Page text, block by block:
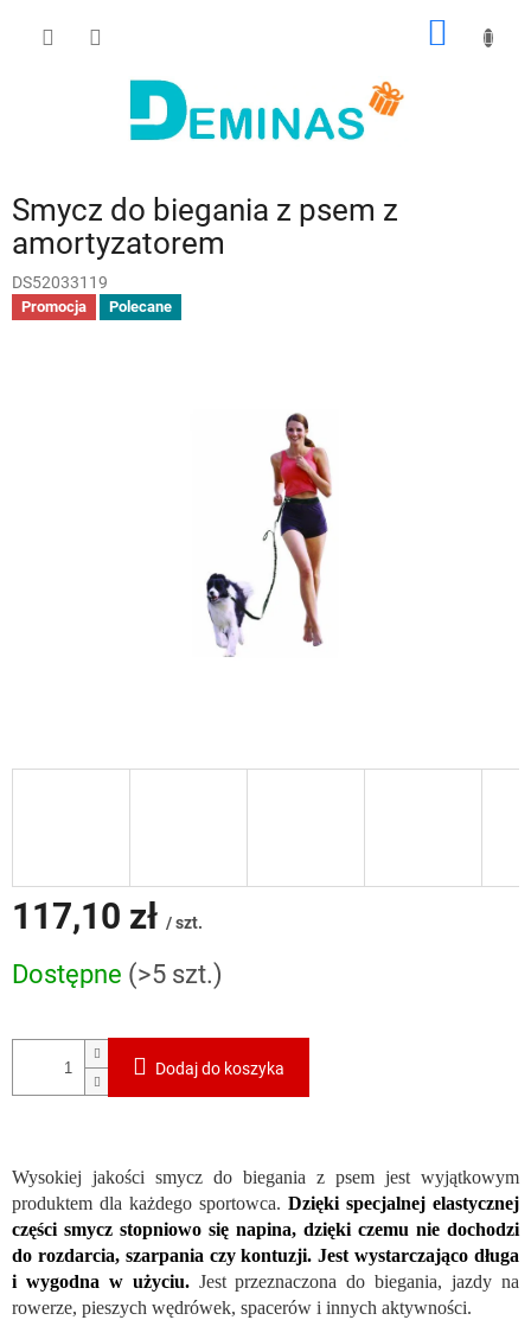
Smycz do biegania z psem z
amortyzatorem
DS52033119
Promocja Polecane
117,10 zł / szt.
jednostkowa:
Dostępne (>5 szt.)
Dodaj do koszyka
Wysokiej jakości smycz do biegania z psem jest wyjątkowym
produktem dla każdego sportowca. Dzięki specjalnej elastycznej
części smycz stopniowo się napina, dzięki czemu nie dochodzi
do rozdarcia, szarpania czy kontuzji. Jest wystarczająco długa
i wygodna w użyciu.Jest przeznaczona do biegania, jazdy na
rowerze, pieszych wędrówek, spacerów i innych aktywności.